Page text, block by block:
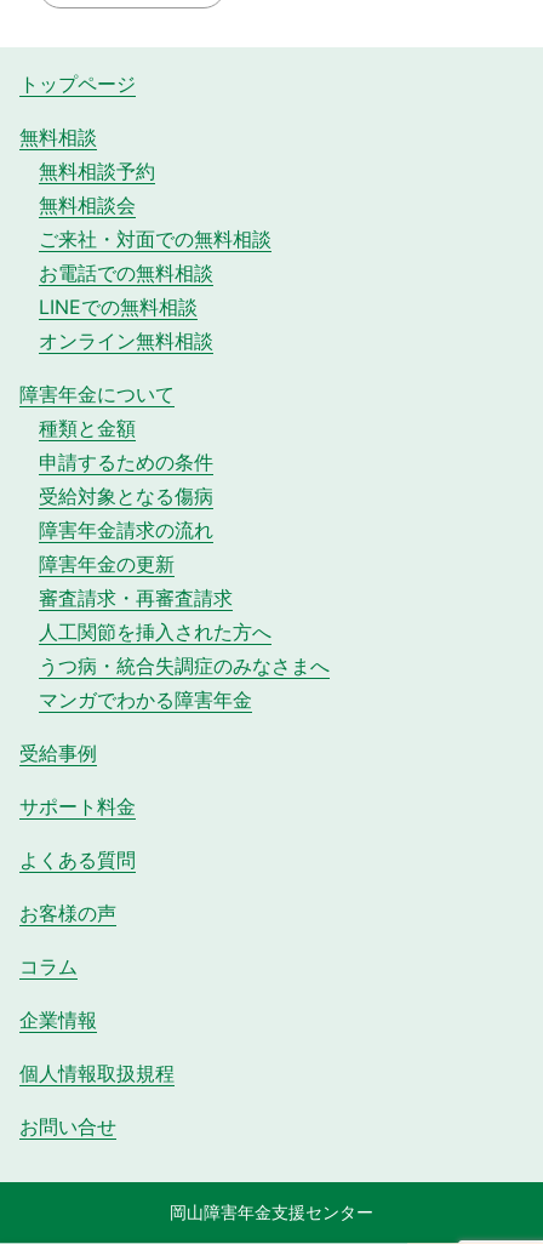
トップページ
無料相談
無料相談予約
無料相談会
ご来社・対面での無料相談
お電話での無料相談
LINEでの無料相談
オンライン無料相談
障害年金について
種類と金額
申請するための条件
受給対象となる傷病
障害年金請求の流れ
障害年金の更新
審査請求・再審査請求
人工関節を挿入された方へ
うつ病・統合失調症のみなさまへ
マンガでわかる障害年金
受給事例
サポート料金
よくある質問
お客様の声
コラム
企業情報
個人情報取扱規程
お問い合せ
岡山障害年金支援センター